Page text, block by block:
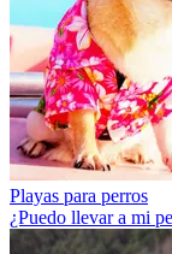
Playas para perros
¿Puedo llevar a mi